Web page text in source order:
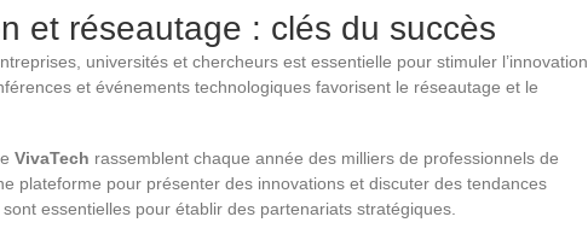
et réseautage : clés du succès
universités et chercheurs est essentielle pour stimuler l’innovation
et événements technologiques favorisent le réseautage et le
VivaTech rassemblent chaque année des milliers de professionnels de
plateforme pour présenter des innovations et discuter des tendances
essentielles pour établir des partenariats stratégiques.